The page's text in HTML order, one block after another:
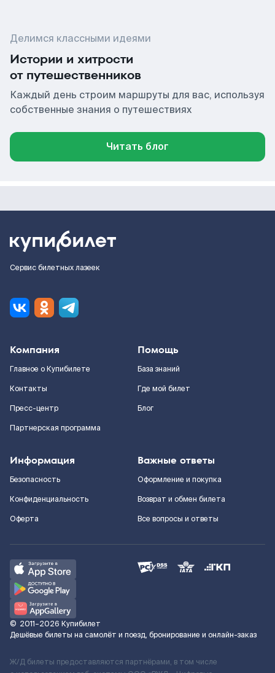
Делимся классными идеями
Истории и хитрости
от путешественников
Каждый день строим маршруты для вас, используя
собственные знания о путешествиях
Читать блог
Сервис билетных лазеек
Компания
Главное о Купибилете
Контакты
Пресс-центр
Партнерская программа
Помощь
База знаний
Где мой билет
Блог
Информация
Безопасность
Конфиденциальность
Оферта
Важные ответы
Оформление и покупка
Возврат и обмен билета
Все вопросы и ответы
© 2011–2026 Купибилет
Дешёвые билеты на самолёт и поезд, бронирование и онлайн-заказ
Ж/Д билеты предоставляются партнёрами, в том числе